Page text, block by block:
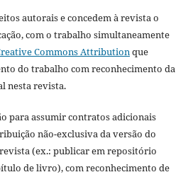
autorais e concedem à revista o
com o trabalho simultaneamente
Commons Attributionque
do trabalho com reconhecimento da
nesta revista.
para assumir contratos adicionais
não-exclusiva da versão do
(ex.: publicar em repositório
de livro), com reconhecimento de